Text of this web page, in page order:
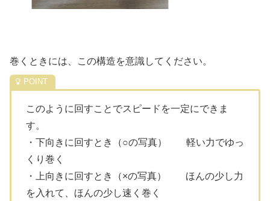
巻くときには、この構造を意識してください。
このように回すことでスピードを一定にできま
す。
・下向きに回すとき（○の写真） 軽い力でゆっ
くり巻く
・上向きに回すとき（×の写真） ほんの少し力
を入れて、ほんの少し速く巻く